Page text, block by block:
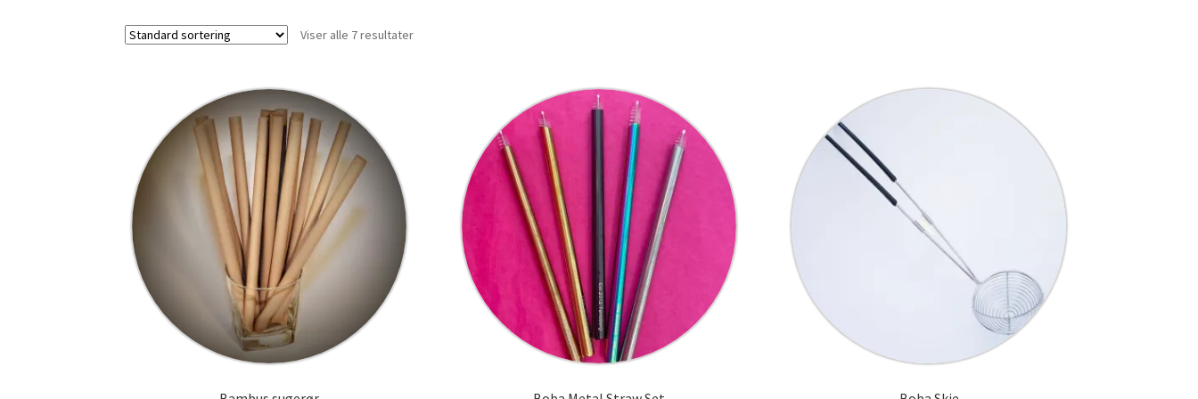
Viser alle 7 resultater